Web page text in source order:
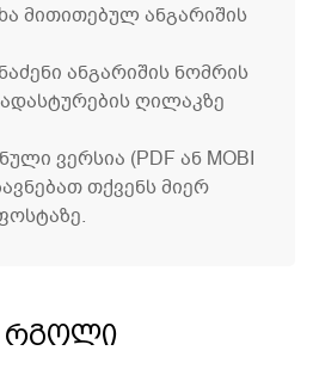
მითითებულ ანგარიშის
ანგარიშის ნომრის
ღილაკზე
ვერსია (PDF ან MOBI
თქვენს მიერ
რგოლი